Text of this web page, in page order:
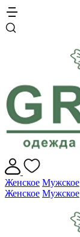
Женское Мужское
Женское Мужское